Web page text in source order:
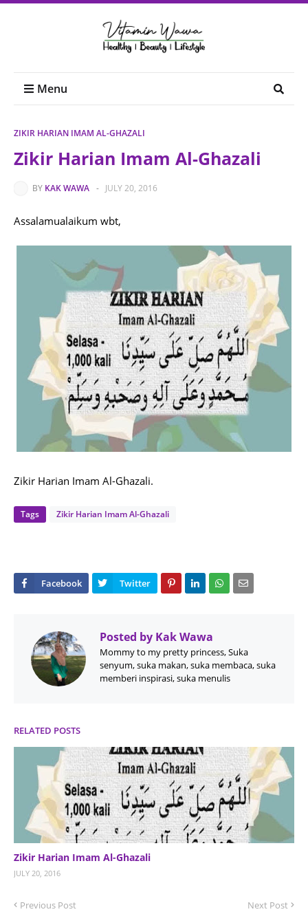
Menu
ZIKIR HARIAN IMAM AL-GHAZALI
Zikir Harian Imam Al-Ghazali
BY KAK WAWA - JULY 20, 2016
Assalamualaikum wbt,
Zikir Harian Imam Al-Ghazali.
Tags Zikir Harian Imam Al-Ghazali
Posted by Kak Wawa
Mommy to my pretty princess, Suka
senyum, suka makan, suka membaca, suka
memberi inspirasi, suka menulis
RELATED POSTS
Zikir Harian Imam Al-Ghazali
JULY 20, 2016
Previous Post Next Post